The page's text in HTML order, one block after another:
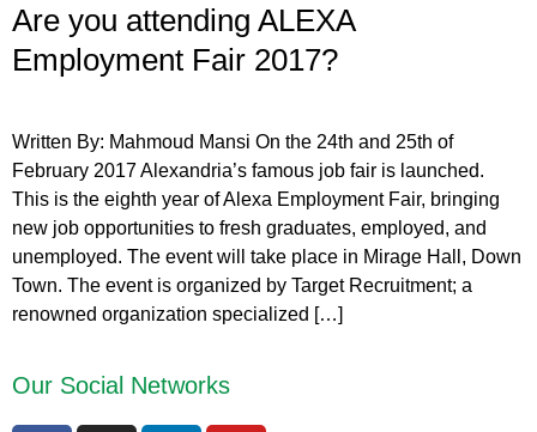
Are you attending ALEXA
Employment Fair 2017?
Written By: Mahmoud Mansi On the 24th and 25th of
February 2017 Alexandria’s famous job fair is launched.
This is the eighth year of Alexa Employment Fair, bringing
new job opportunities to fresh graduates, employed, and
unemployed. The event will take place in Mirage Hall, Down
Town. The event is organized by Target Recruitment; a
renowned organization specialized […]
Our Social Networks